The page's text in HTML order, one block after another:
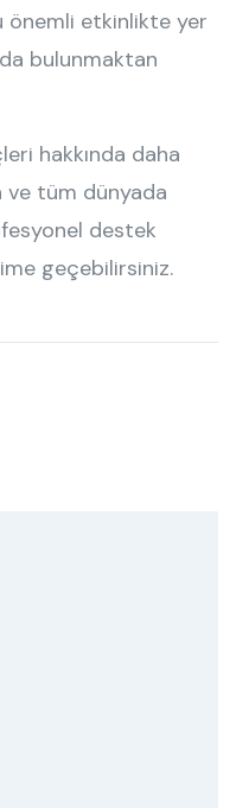
etkinlikte yer
bulunmaktan
hakkında daha
ve tüm dünyada
destek
geçebilirsiniz.